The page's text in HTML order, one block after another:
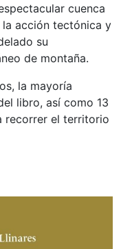
cuenca
acción tectónica y
su
de montaña.
la mayoría
libro, así como 13
recorrer el territorio